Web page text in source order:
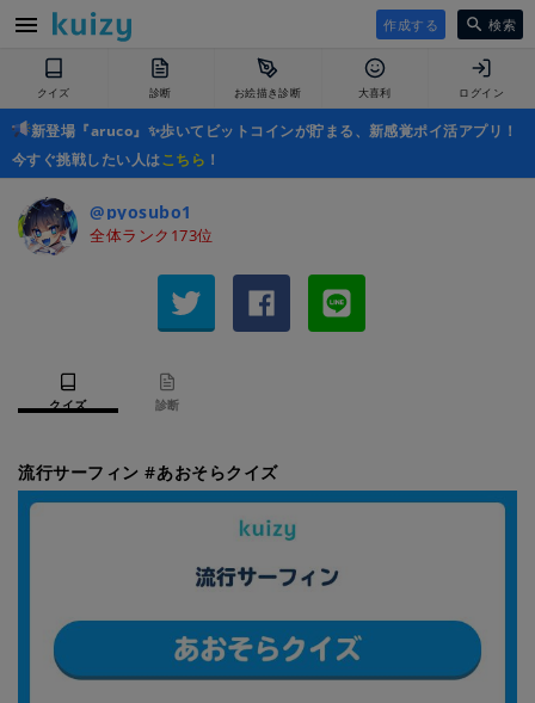
作成する 検索
クイズ 診断 お絵描き診断 大喜利 ログイン
新登場『aruco』✨歩いてビットコインが貯まる、新感覚ポイ活アプリ！
今すぐ挑戦したい人はこちら ！
@pyosubo1
全体ランク173位
クイズ 診断
流行サーフィン #あおそらクイズ